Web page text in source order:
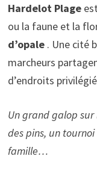
Hardelot Plage
ou la faune et la
d’opale. Une cité
marcheurs
d’endroits
Un grand galop
des pins, un
famille…